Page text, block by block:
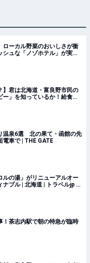
ローカル野菜のおいしさが衝
ュな「ノゾホテル」が実は
人生に旅心を～
】君は北海道・富良野市民の
ー」を知っているか！給食に
～人生に旅心を～
温泉6選 北の果て・函館の先
電車で | THE GATE
ルの湯」がリニューアルオー
ブル | 北海道 | トラベルjp 旅
！茶志内駅で朝の特急が臨時